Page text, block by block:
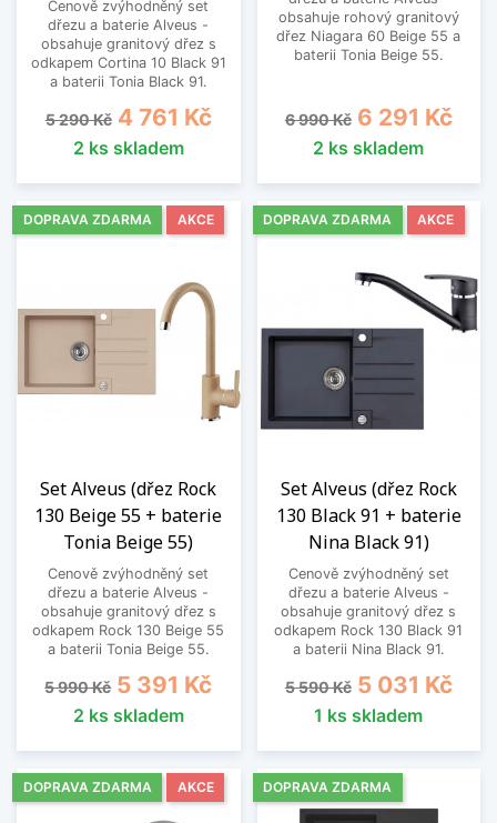
Cenově zvýhodněný set
dřezu a baterie Alveus -
obsahuje granitový dřez s
odkapem Cortina 10 Black 91
a baterii Tonia Black 91.
Běžná cena
5 290 Kč Cena
4 761 Kč
2 ks skladem
obsahuje rohový granitový
dřez Niagara 60 Beige 55 a
baterii Tonia Beige 55.
Běžná cena
6 990 Kč Cena
6 291 Kč
2 ks skladem
Set Alveus (dřez Rock
130 Beige 55 + baterie
Tonia Beige 55)
Cenově zvýhodněný set
dřezu a baterie Alveus -
obsahuje granitový dřez s
odkapem Rock 130 Beige 55
a baterii Tonia Beige 55.
Běžná cena
5 990 Kč Cena
5 391 Kč
2 ks skladem
DOPRAVA ZDARMA AKCE
Set Alveus (dřez Rock
130 Black 91 + baterie
Nina Black 91)
Cenově zvýhodněný set
dřezu a baterie Alveus -
obsahuje granitový dřez s
odkapem Rock 130 Black 91
a baterii Nina Black 91.
Běžná cena
5 590 Kč Cena
5 031 Kč
1 ks skladem
DOPRAVA ZDARMA AKCE
DOPRAVA ZDARMA AKCE DOPRAVA ZDARMA